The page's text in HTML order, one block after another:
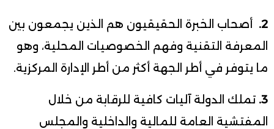
2.
أصحاب الخبرة الحقيقيون هم الذين يجمعون بين
المعرفة التقنية وفهم الخصوصيات المحلية، وهو
ما يتوفر في أطر الجهة أكثر من أطر الإدارة المركزية.
3. تملك الدولة آليات كافية للرقابة من خلال
المفتشية العامة للمالية والداخلية والمجلس